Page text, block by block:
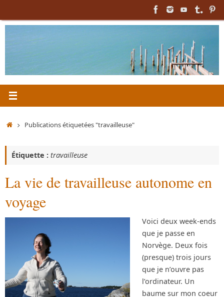
au
AccueilPublications étiquetées "travailleuse"
Étiquette : travailleuse
La vie de travailleuse autonome en
voyage
Voici deux week-ends
que je passe en
Norvège. Deux fois
(presque) trois jours
que je n’ouvre pas
l’ordinateur. Un
baume sur mon coeur